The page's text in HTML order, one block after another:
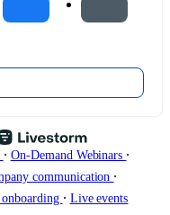
∙ On-Demand Webinars ∙
communication ∙
∙ Live events